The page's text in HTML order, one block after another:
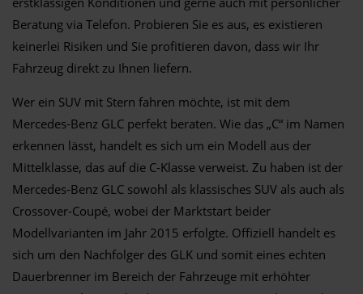
Beratung via Telefon. Probieren Sie es aus, es existieren
keinerlei Risiken und Sie profitieren davon, dass wir Ihr
Fahrzeug direkt zu Ihnen liefern.
Wer ein SUV mit Stern fahren möchte, ist mit dem
Mercedes-Benz GLC perfekt beraten. Wie das „C“ im Namen
erkennen lässt, handelt es sich um ein Modell aus der
Mittelklasse, das auf die C-Klasse verweist. Zu haben ist der
Mercedes-Benz GLC sowohl als klassisches SUV als auch als
Crossover-Coupé, wobei der Marktstart beider
Modellvarianten im Jahr 2015 erfolgte. Offiziell handelt es
sich um den Nachfolger des GLK und somit eines echten
Dauerbrenner im Bereich der Fahrzeuge mit erhöhter